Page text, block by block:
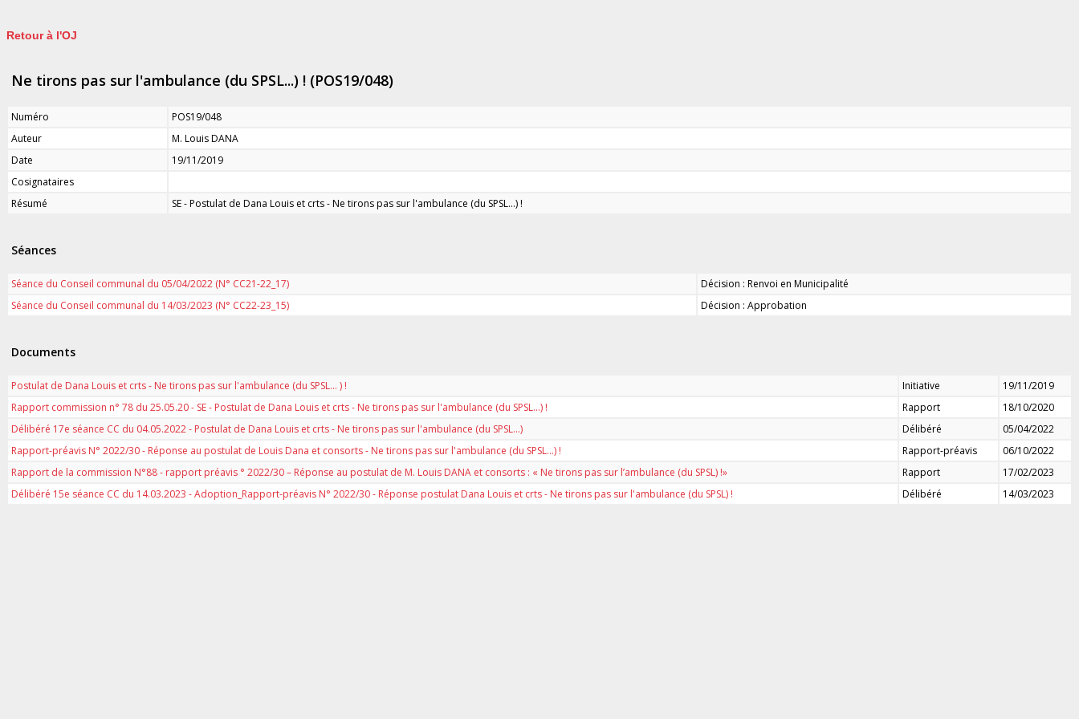
Retour à l'OJ
Ne tirons pas sur l'ambulance (du SPSL...) ! (POS19/048)
Numéro
POS19/048
Auteur
M. Louis DANA
Date
19/11/2019
Cosignataires
Résumé
SE - Postulat de Dana Louis et crts - Ne tirons pas sur l'ambulance (du SPSL...) !
Séances
Séance du Conseil communal du 05/04/2022 (N° CC21-22_17)
Décision : Renvoi en Municipalité
Séance du Conseil communal du 14/03/2023 (N° CC22-23_15)
Décision : Approbation
Documents
Postulat de Dana Louis et crts - Ne tirons pas sur l'ambulance (du SPSL... ) ! Initiative
19/11/2019
Rapport commission n° 78 du 25.05.20 - SE - Postulat de Dana Louis et crts - Ne tirons pas sur l'ambulance (du SPSL...) !
Rapport
18/10/2020
Délibéré 17e séance CC du 04.05.2022 - Postulat de Dana Louis et crts - Ne tirons pas sur l'ambulance (du SPSL...)
Délibéré
05/04/2022
Rapport-préavis N° 2022/30 - Réponse au postulat de Louis Dana et consorts - Ne tirons pas sur l'ambulance (du SPSL...) !
Rapport-préavis
06/10/2022
Rapport de la commission N°88 - rapport préavis ° 2022/30 – Réponse au postulat de M. Louis DANA et consorts : « Ne tirons pas sur l’ambulance (du SPSL) !»
Rapport
17/02/2023
Délibéré 15e séance CC du 14.03.2023 - Adoption_Rapport-préavis N° 2022/30 - Réponse postulat Dana Louis et crts - Ne tirons pas sur l'ambulance (du SPSL) !
Délibéré 14/03/2023